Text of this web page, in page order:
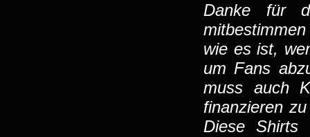
Danke für
wie es ist,
um Fans
muss auch
finanzieren
Diese Shirts